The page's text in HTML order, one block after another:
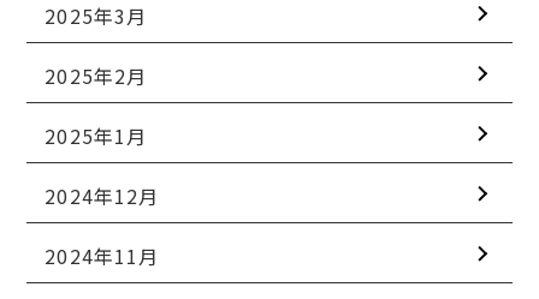
2025年3月
2025年2月
2025年1月
2024年12月
2024年11月